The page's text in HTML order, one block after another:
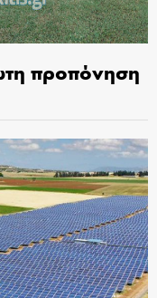
προπόνηση